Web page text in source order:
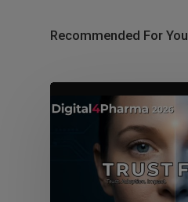
Recommended For You